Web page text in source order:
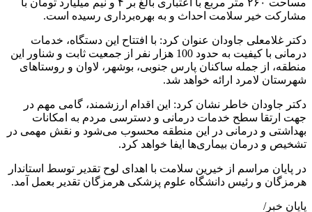
مشارکت خیر سلامت احداث و به بهره‌برداری رسیده است.
دکتر غلامعلی جاودان عنوان کرد: با افتتاح این دستگاه، خدمات
درمانی با کیفیت به حدود 100 هزار نفر از جمعیت ثابت و شناور این
منطقه، از جمله ساکنان پارس جنوبی، بوشهر، لاوان و روستاهای
شهرستان لامرد ارائه خواهد شد.
دکتر جاودان خاطر نشان کرد: این اقدام ارزشمند، گامی مهم در
جهت ارتقا سطح خدمات درمانی و دسترسی مردم به امکانات
بهداشتی و درمانی در این منطقه محسوب می‌شود و نقش مهمی در
تشخیص و درمان بیماری‌ها ایفا خواهد کرد.
در پایان مراسم از خیرین سلامت با اهدای لوح تقدیر توسط استاندار
هرمزگان و رئیس دانشگاه علوم پزشکی هرمزگان تقدیر بعمل آمد.
پایان خبر/